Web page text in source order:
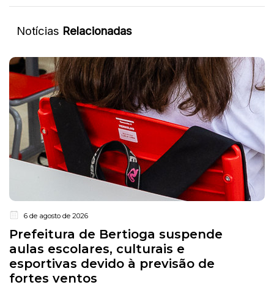
Notícias Relacionadas
6 de agosto de 2026
Prefeitura de Bertioga suspende
aulas escolares, culturais e
esportivas devido à previsão de
fortes ventos